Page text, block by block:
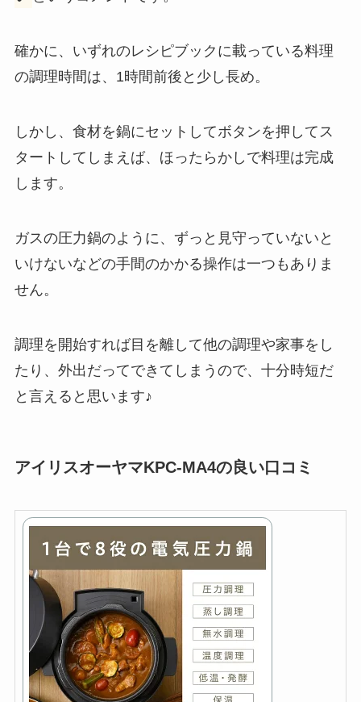
確かに、いずれのレシピブックに載っている料理
の調理時間は、1時間前後と少し長め。
しかし、食材を鍋にセットしてボタンを押してス
タートしてしまえば、ほったらかしで料理は完成
します。
ガスの圧力鍋のように、ずっと見守っていないと
いけないなどの手間のかかる操作は一つもありま
せん。
調理を開始すれば目を離して他の調理や家事をし
たり、外出だってできてしまうので、十分時短だ
と言えると思います♪
アイリスオーヤマKPC-MA4の良い口コミ